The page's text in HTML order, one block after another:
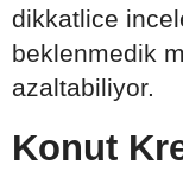
dikkatlice
beklenmedik
azaltabiliyor.
Konut